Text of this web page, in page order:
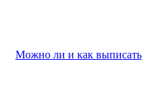
Можно ли и как выписать